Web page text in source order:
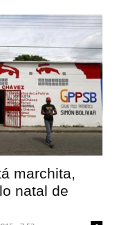
marchita,
natal de